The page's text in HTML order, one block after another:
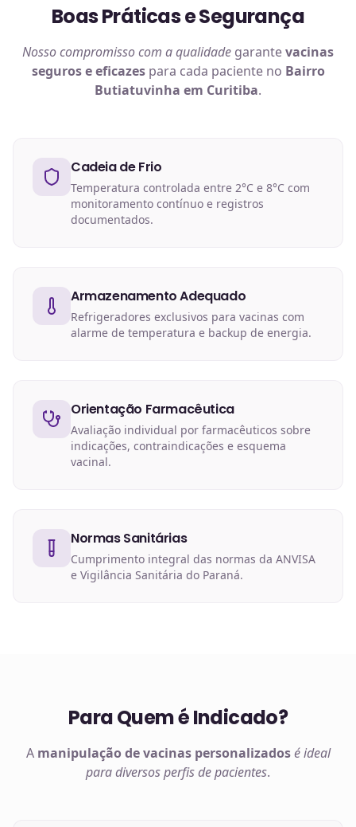
Boas Práticas e Segurança
Nosso compromisso com a qualidade garantevacinas
seguros e eficazespara cada paciente no Bairro
Butiatuvinha em Curitiba.
Cadeia de Frio
Temperatura controlada entre 2°C e 8°C com
monitoramento contínuo e registros
documentados.
Armazenamento Adequado
Refrigeradores exclusivos para vacinas com
alarme de temperatura e backup de energia.
Orientação Farmacêutica
Avaliação individual por farmacêuticos sobre
indicações, contraindicações e esquema
vacinal.
Normas Sanitárias
Cumprimento integral das normas da ANVISA
e Vigilância Sanitária do Paraná.
Para Quem é Indicado?
A manipulação devacinaspersonalizados é ideal
para diversos perfis de pacientes.